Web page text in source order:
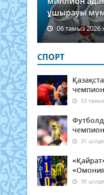
ұшырауы
06 тамыз 2026
СПОРТ
03
31
30